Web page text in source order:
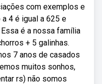
com exemplos e
4 é igual a 625 e
é a nossa família
+ 5 galinhas.
7 anos de casados
muitos sonhos,
rs) não somos